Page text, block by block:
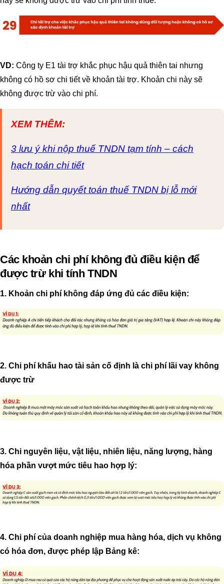
VD: Công ty E1 tài trợ khắc phục hậu quả thiên tai nhưng
không có hồ sơ chi tiết về khoản tài trợ. Khoản chi này sẽ
không được trừ vào chi phí.
XEM THÊM:
3 lưu ý khi nộp thuế TNDN tạm tính – cách
hạch toán chi tiết
Hướng dẫn quyết toán thuế TNDN bị lỗ mới
nhất
Các khoản chi phí không đủ điều kiện để
được trừ khi tính TNDN
1. Khoản chi phí không đáp ứng đủ các điều kiện:
2. Chi phí khấu hao tài sản cố định là chi phí lãi vay không
được trừ
3. Chi nguyên liệu, vật liệu, nhiên liệu, năng lượng, hàng
hóa phần vượt mức tiêu hao hợp lý:
4. Chi phí của doanh nghiệp mua hàng hóa, dịch vụ không
có hóa đơn, được phép lập Bảng kê: